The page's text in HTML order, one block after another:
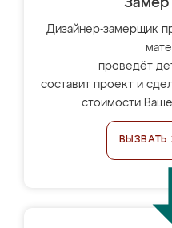
Замер
Дизайнер-замерщик
проведёт
составит проект и
стоимости